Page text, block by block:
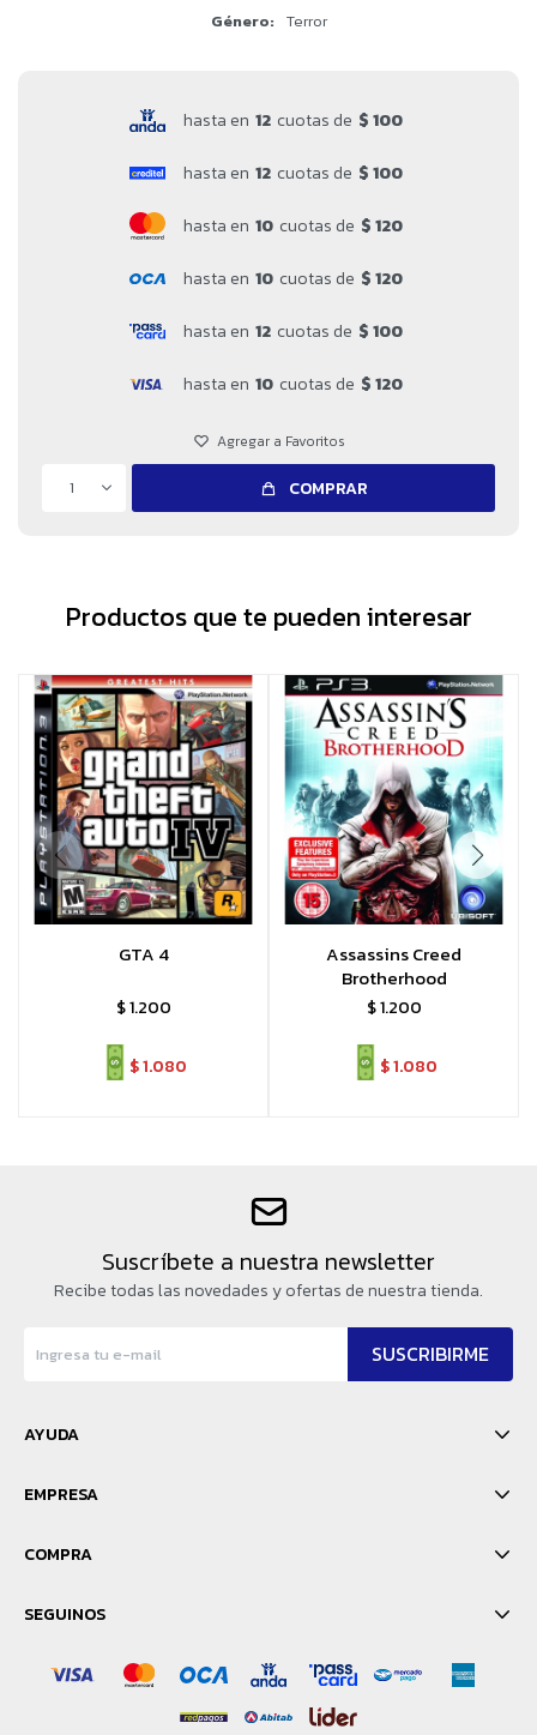
Género
Terror
hasta en 12 cuotas de $ 100
hasta en 12 cuotas de $ 100
hasta en 10 cuotas de $ 120
hasta en 10 cuotas de $ 120
hasta en 12 cuotas de $ 100
hasta en 10 cuotas de $ 120
1 COMPRAR
Productos que te pueden interesar
GTA 4
$1.200
$1.080
Assassins Creed
Brotherhood
$1.200
$1.080
Suscríbete a nuestra newsletter
Recibe todas las novedades y ofertas de nuestra tienda.
SUSCRIBIRME
AYUDA
EMPRESA
COMPRA
SEGUINOS